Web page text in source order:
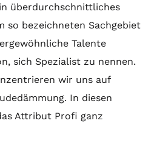
überdurchschnittliches
so bezeichneten Sachgebiet
Talente
sich Spezialist zu nennen.
wir uns auf
In diesen
Attribut Profi ganz